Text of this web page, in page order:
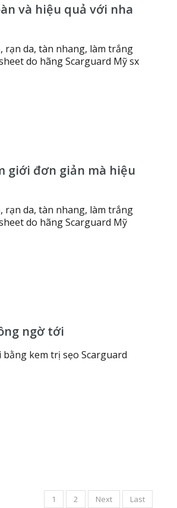
và hiệu quả với nha
rạn da, tàn nhang, làm trắng
do hãng Scarguard Mỹ sx
giới đơn giản mà hiệu
rạn da, tàn nhang, làm trắng
do hãng Scarguard Mỹ
ngờ tới
kem trị sẹo Scarguard
1 2 Next Last